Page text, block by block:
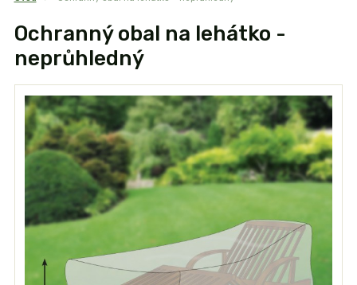
Ochranný obal na lehátko -
neprůhledný